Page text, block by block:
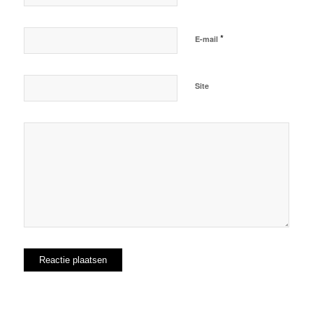
E-mail *
Site